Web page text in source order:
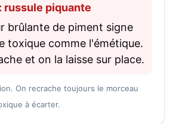
russule piquante
brûlante de piment signe
toxique comme l'émétique.
et on la laisse sur place.
On recrache toujours le morceau
à écarter.